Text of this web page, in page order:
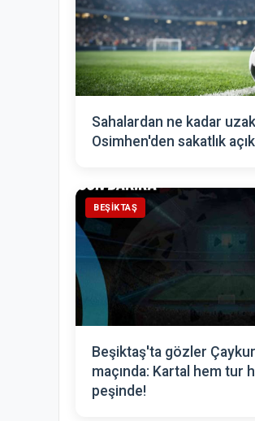
Sahalardan ne kadar
Osimhen'den sakatlık
BEŞIKTAŞ
Beşiktaş'ta gözler
maçında: Kartal hem tur
peşinde!